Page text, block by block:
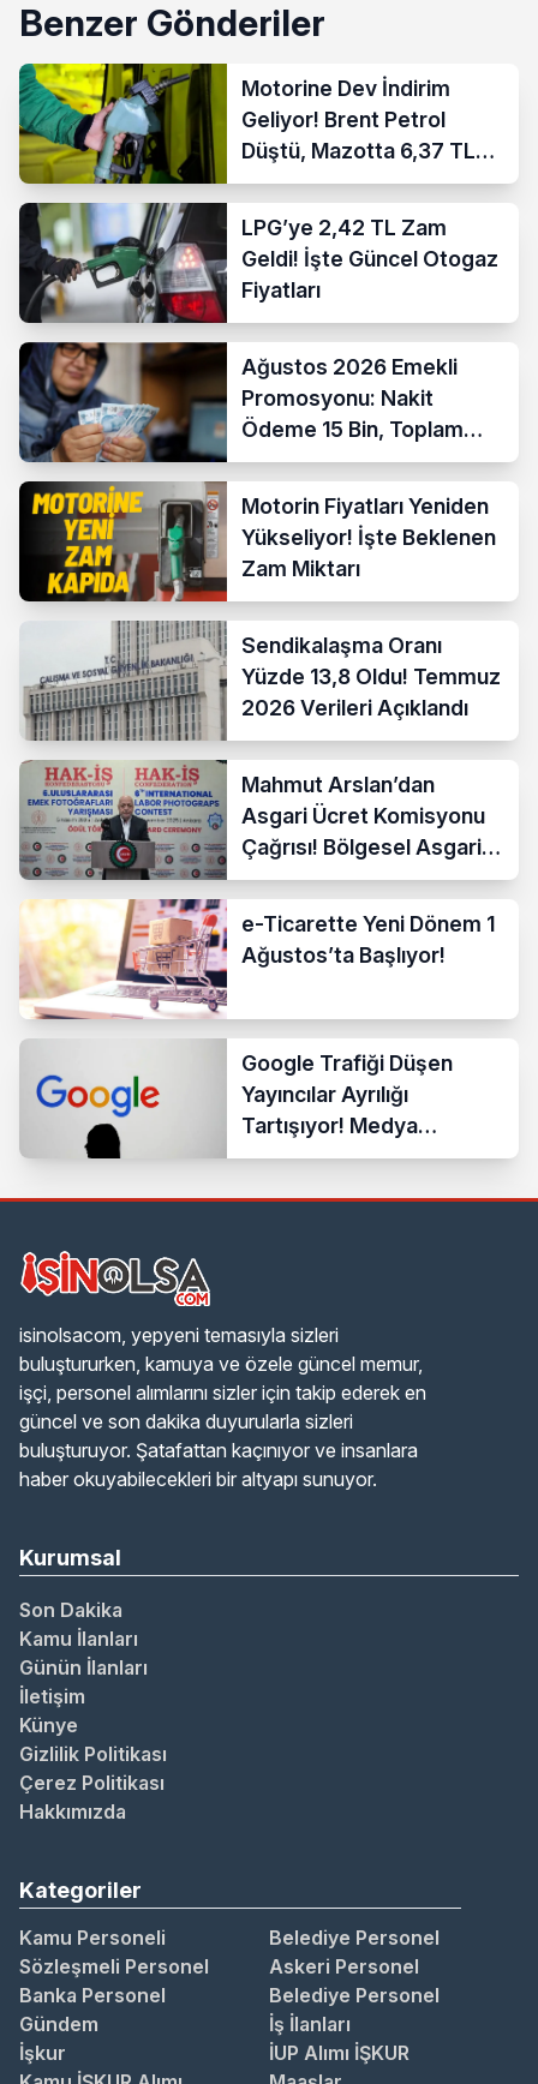
Benzer Gönderiler
Motorine Dev İndirim
Geliyor! Brent Petrol
Düştü, Mazotta 6,37 TL
İndirim Bekleniyor
LPG’ye 2,42 TL Zam
Geldi! İşte Güncel Otogaz
Fiyatları
Ağustos 2026 Emekli
Promosyonu: Nakit
Ödeme 15 Bin, Toplam
Fırsat 35 Bin TL’ye Çıktı
Motorin Fiyatları Yeniden
Yükseliyor! İşte Beklenen
Zam Miktarı
Sendikalaşma Oranı
Yüzde 13,8 Oldu! Temmuz
2026 Verileri Açıklandı
Mahmut Arslan’dan
Asgari Ücret Komisyonu
Çağrısı! Bölgesel Asgari
Ücrete Sert Tepki
e-Ticarette Yeni Dönem 1
Ağustos’ta Başlıyor!
Google Trafiği Düşen
Yayıncılar Ayrılığı
Tartışıyor! Medya
Sektöründe Yeni Dönem
isinolsacom, yepyeni temasıyla sizleri
buluştururken, kamuya ve özele güncel memur,
işçi, personel alımlarını sizler için takip ederek en
güncel ve son dakika duyurularla sizleri
buluşturuyor. Şatafattan kaçınıyor ve insanlara
haber okuyabilecekleri bir altyapı sunuyor.
Kurumsal
Son Dakika
Kamu İlanları
Günün İlanları
İletişim
Künye
Gizlilik Politikası
Çerez Politikası
Hakkımızda
Kategoriler
Kamu Personeli
Belediye Personel
Sözleşmeli Personel
Askeri Personel
Banka Personel
Belediye Personel
Gündem
İş İlanları
İşkur
İUP Alımı İŞKUR